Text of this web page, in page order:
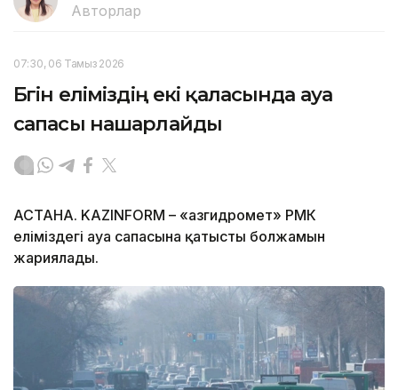
Авторлар
07:30, 06 Тамыз 2026
Бүгін еліміздің екі қаласында ауа
сапасы нашарлайды
АСТАНА. KAZINFORM – «Қазгидромет» РМК
еліміздегі ауа сапасына қатысты болжамын
жариялады.